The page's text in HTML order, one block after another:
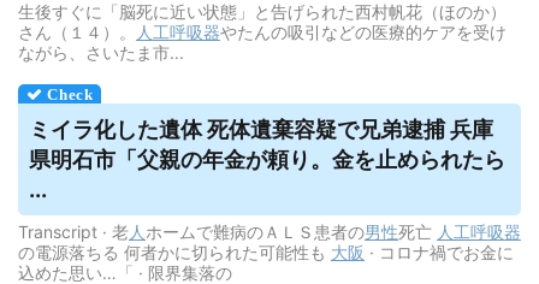
生後すぐに「脳死に近い状態」と告げられた西村帆花（ほのか）
さん（１４）。
人工呼吸器やたんの吸引などの医療的ケアを受け
ながら、さいたま市...
ミイラ化した遺体 死体遺棄容疑で兄弟逮捕 兵庫
県明石市「父親の年金が頼り。金を止められたら
...
Transcript · 老人 ホームで難病のＡＬＳ患者の男性死亡 人工呼吸器
の電源落ちる 何者かに切られた可能性も 大阪 · コロナ禍でお金に
込めた思い…「 · 限界集落の